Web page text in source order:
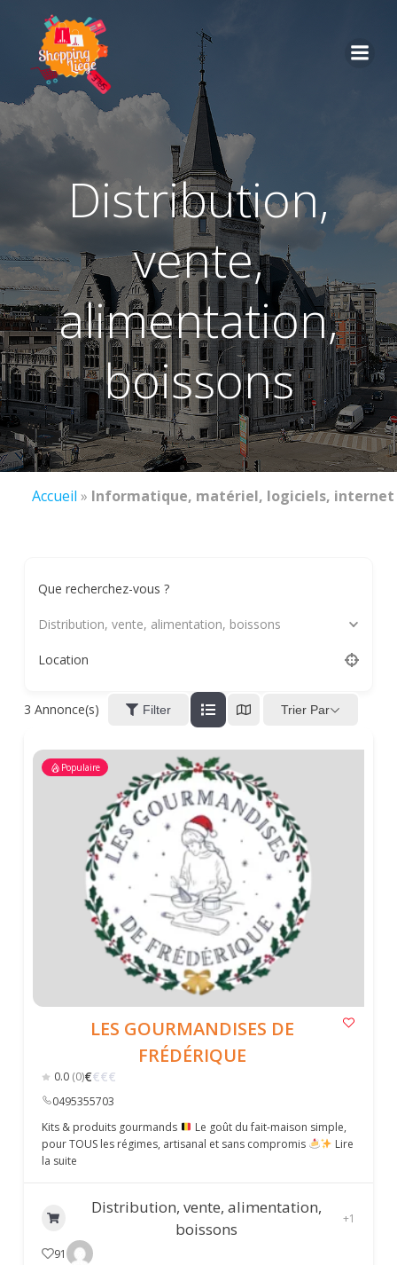
distribution,
vente,
alimentation,
boissons
Accueil » Informatique, matériel, logiciels, internet
Que recherchez-vous ?
Distribution, vente, alimentation, boissons
Location
3 Annonce(s) Filter Trier Par
Populaire
LES GOURMANDISES DE
FRÉDÉRIQUE
0.0 (0)€€€€
0495355703
Kits & produits gourmands
Le goût du fait-maison simple,
pour TOUS les régimes, artisanal et sans compromis
Lire
la suite
Distribution, vente, alimentation,
boissons
+1
91